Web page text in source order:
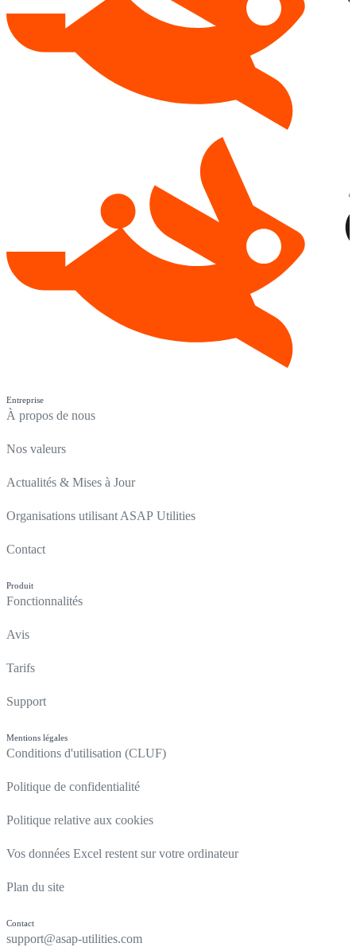
Entreprise
À propos de nous
Nos valeurs
Actualités & Mises à Jour
Organisations utilisant ASAP Utilities
Contact
Produit
Fonctionnalités
Avis
Tarifs
Support
Mentions légales
Conditions d'utilisation (CLUF)
Politique de confidentialité
Politique relative aux cookies
Vos données Excel restent sur votre ordinateur
Plan du site
Contact
support@asap-utilities.com